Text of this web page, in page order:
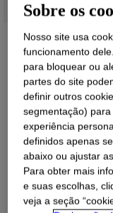
O que é
All acrylic. An all-
Sobre os
Nosso site usa
funcionamento
para bloquear ou
partes do site
definir outros
segmentação)
experiência
definidos apenas
abaixo ou ajustar
Para obter mais
e suas escolhas,
veja a seção